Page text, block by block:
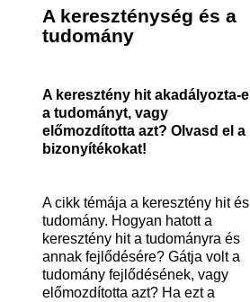
A kereszténység és a
tudomány
A keresztény hit akadályozta-e
a tudományt, vagy
előmozdította azt? Olvasd el a
bizonyítékokat!
A cikk témája a keresztény hit és
tudomány. Hogyan hatott a
keresztény hit a tudományra és
annak fejlődésére? Gátja volt a
tudomány fejlődésének, vagy
előmozdította azt? Ha ezt a